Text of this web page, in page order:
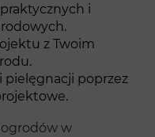
i
z Twoim
pielęgnacji poprzez
w